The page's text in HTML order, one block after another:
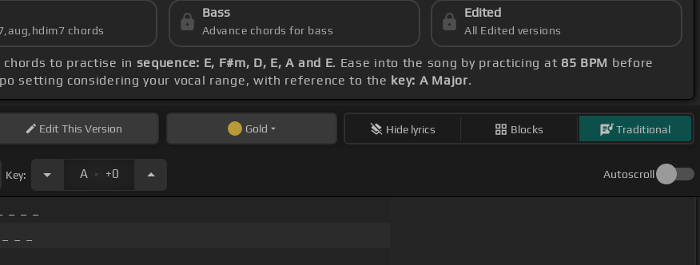
chords
Bass
Advance chords for bass
Edited
All Edited versions
to practise in sequence: E, F#m, D, E, A and E. Ease into the song by practicing at 85 BPM before
setting considering your vocal range, with reference to the key: A Major.
EditThis Version Gold Hide lyrics Blocks Traditional
Key: A . +0 Autoscroll